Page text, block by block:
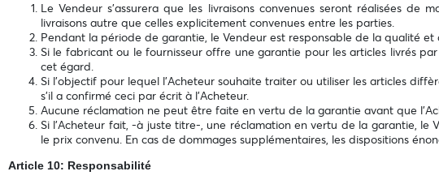
Le Vendeur s'assurera que les livraisons convenues seront réalisées
livraisons autre que celles explicitement convenues entre les parties.
Pendant la période de garantie, le Vendeur est responsable de la qualité
Si le fabricant ou le fournisseur offre une garantie pour les articles livrés
cet égard.
Si l’objectif pour lequel l’Acheteur souhaite traiter ou utiliser les articles
s'il a confirmé ceci par écrit à l’Acheteur.
Aucune réclamation ne peut être faite en vertu de la garantie avant que
Si l’Acheteur fait, -à juste titre-, une réclamation en vertu de la garantie,
le prix convenu. En cas de dommages supplémentaires, les dispositions
Article 10: Responsabilité